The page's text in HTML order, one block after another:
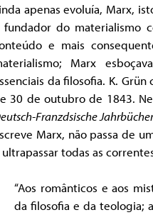
apenas evoluía, Marx,
fundador do materialismo
e mais
Marx
da filosofia. K.
30 de outubro de 1843.
Franzdsische
Marx, não passa de
todas as
“Aos românticos e aos
da filosofia e da teologia;